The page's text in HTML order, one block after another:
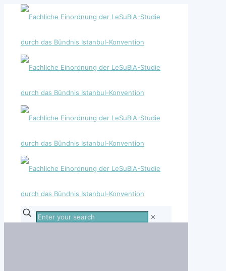
Enter
your
✕